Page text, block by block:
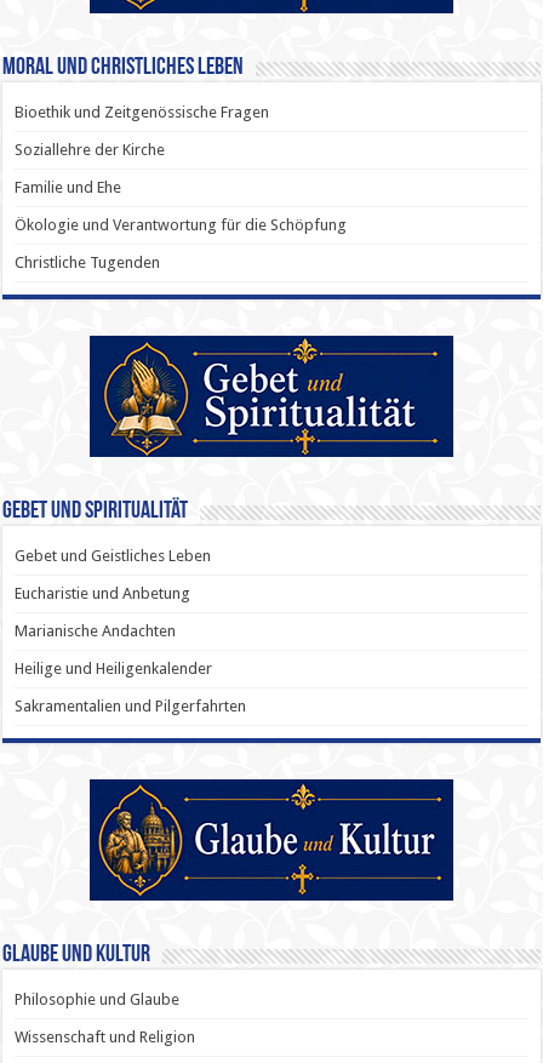
Moral und Christliches Leben
Bioethik und Zeitgenössische Fragen
Soziallehre der Kirche
Familie und Ehe
Ökologie und Verantwortung für die Schöpfung
Christliche Tugenden
Gebet und Spiritualität
Gebet und Geistliches Leben
Eucharistie und Anbetung
Marianische Andachten
Heilige und Heiligenkalender
Sakramentalien und Pilgerfahrten
Glaube und Kultur
Philosophie und Glaube
Wissenschaft und Religion